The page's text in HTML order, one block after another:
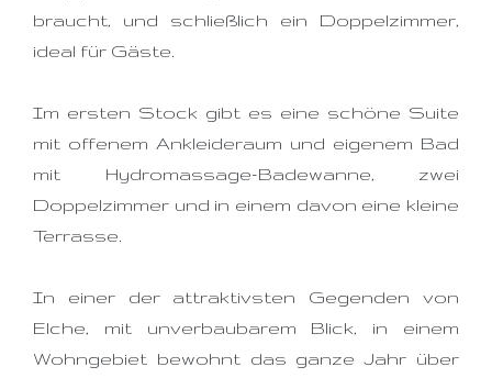
braucht, und schließlich ein Doppelzimmer,
ideal für Gäste.
Im ersten Stock gibt es eine schöne Suite
mit offenem Ankleideraum und eigenem Bad
mit Hydromassage-Badewanne, zwei
Doppelzimmer und in einem davon eine kleine
Terrasse.
In einer der attraktivsten Gegenden von
Elche, mit unverbaubarem Blick, in einem
Wohngebiet bewohnt das ganze Jahr über